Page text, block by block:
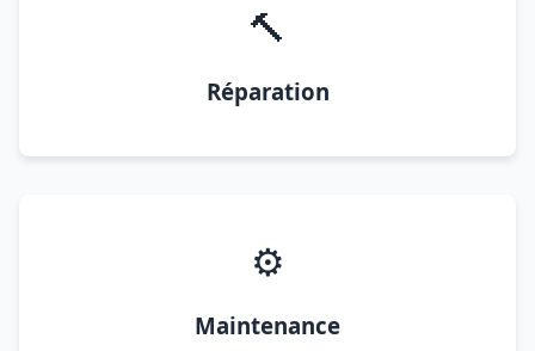
🔨
Réparation
⚙️
Maintenance